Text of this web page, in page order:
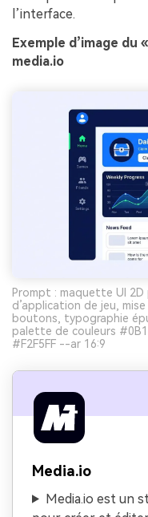
l’interface.
Exemple d’image du
media.io
Prompt : maquette UI
d’application de jeu,
boutons, typographie
palette de couleurs
#F2F5FF --ar 16:9
Media.io
Media.io est un